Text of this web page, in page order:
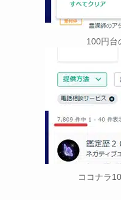
100円台
ココナラ